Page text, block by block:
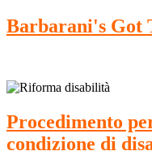
Barbarani's Got
Procedimento
condizione di